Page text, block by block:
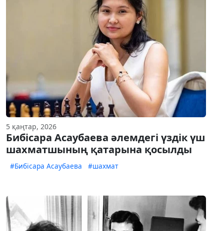
5 қаңтар, 2026
Бибісара Асаубаева әлемдегі үздік үш
шахматшының қатарына қосылды
#Бибісара Асаубаева #шахмат